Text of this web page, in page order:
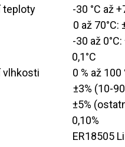
teploty
​​-30 °C až
​0 až 70°C:
​​​-30 až 0°C:
​0,1°C
vlhkosti
​0 % až
​±3% (10-
​​​±5%
​0,10%
​​ER18505